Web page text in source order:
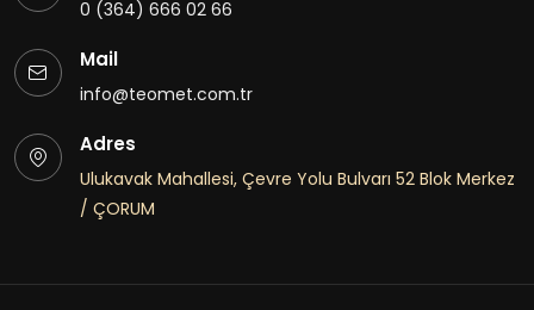
0 (364) 666 02 66
Mail
info@teomet.com.tr
Adres
Ulukavak Mahallesi, Çevre Yolu Bulvarı 52 Blok Merkez
/ ÇORUM